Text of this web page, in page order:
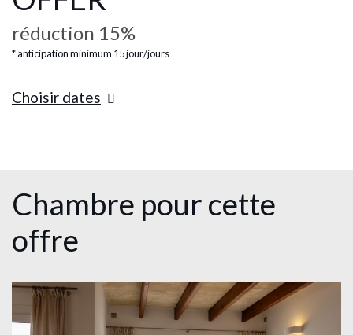
​​réduction 15%
anticipation minimum 15 jour/jours
Choisir dates
Chambre pour cette
offre